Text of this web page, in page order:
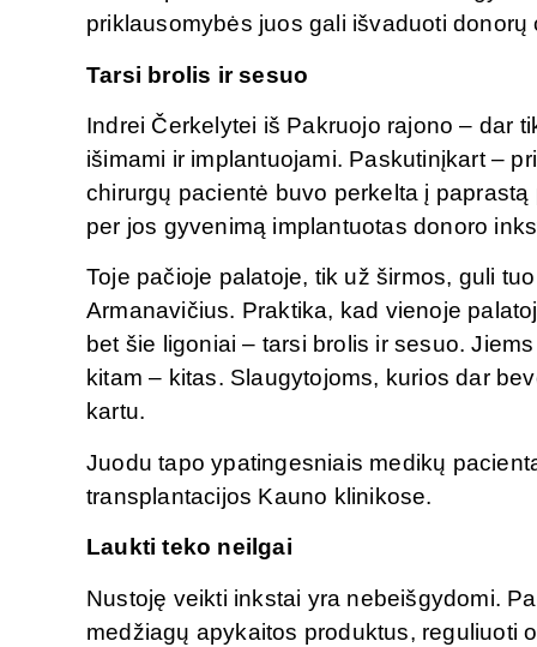
priklausomybės juos gali išvaduoti
Tarsi brolis ir sesuo
Indrei Čerkelytei iš Pakruojo rajono – dar
išimami ir implantuojami. Paskutinįkart –
chirurgų pacientė buvo perkelta į
per jos gyvenimą implantuotas donoro
Toje pačioje palatoje, tik už širmos, guli
Armanavičius. Praktika, kad vienoje
bet šie ligoniai – tarsi brolis ir sesuo.
kitam – kitas. Slaugytojoms, kurios dar
kartu.
Juodu tapo ypatingesniais medikų
transplantacijos Kauno klinikose.
Laukti teko neilgai
Nustoję veikti inkstai yra nebeišgydomi.
medžiagų apykaitos produktus, reguliuoti